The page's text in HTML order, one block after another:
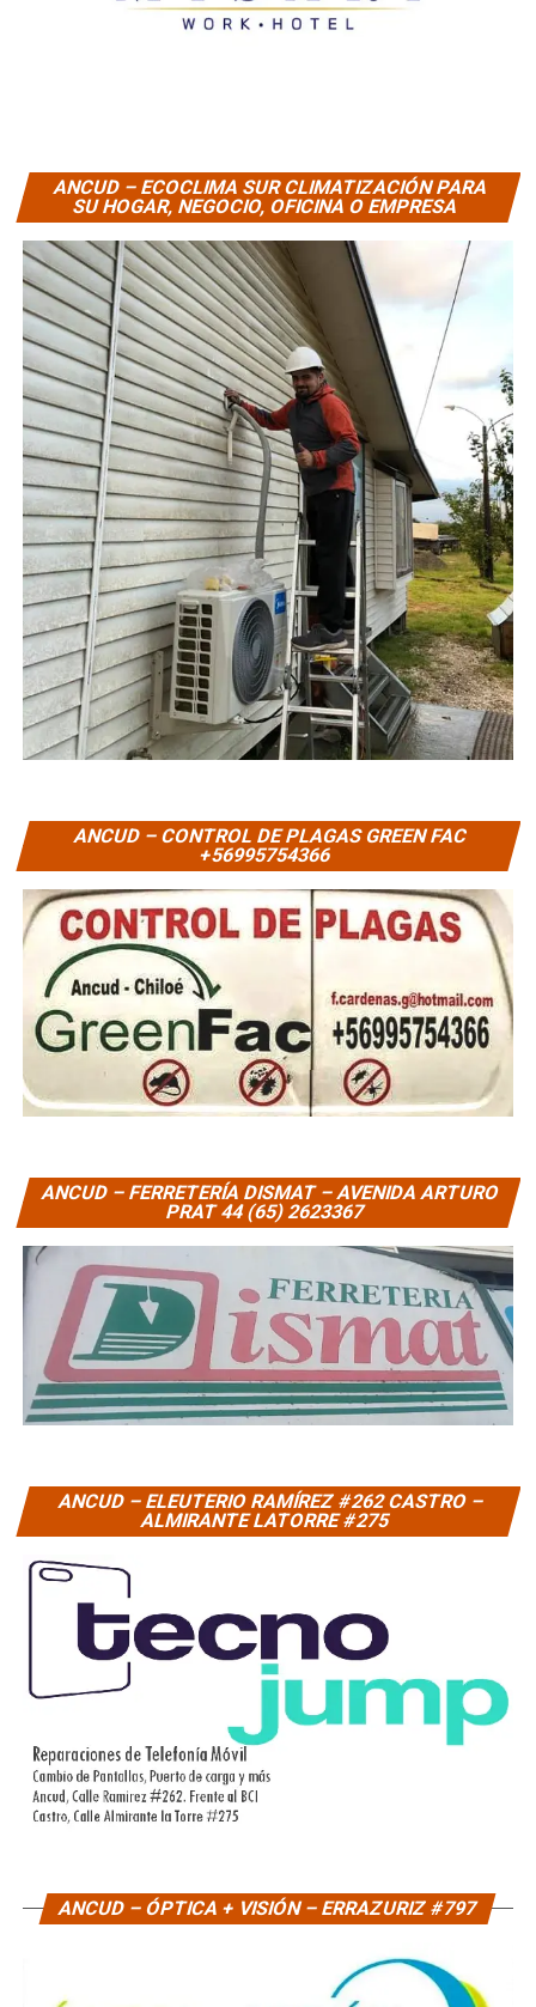
ANCUD – ECOCLIMA SUR CLIMATIZACIÓN PARA
SU HOGAR, NEGOCIO, OFICINA O EMPRESA
ANCUD – CONTROL DE PLAGAS GREEN FAC
+56995754366
ANCUD – FERRETERÍA DISMAT – AVENIDA ARTURO
PRAT 44 (65) 2623367
ANCUD – ELEUTERIO RAMÍREZ #262 CASTRO –
ALMIRANTE LATORRE #275
ANCUD – ÓPTICA + VISIÓN – ERRAZURIZ #797